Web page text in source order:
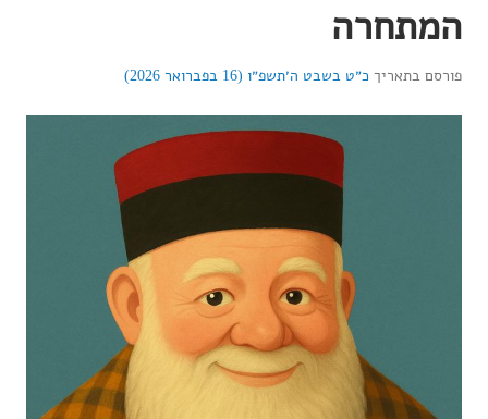
המתחרה
פורסם בתאריך כ״ט בשבט ה׳תשפ״ו (16 בפברואר 2026)